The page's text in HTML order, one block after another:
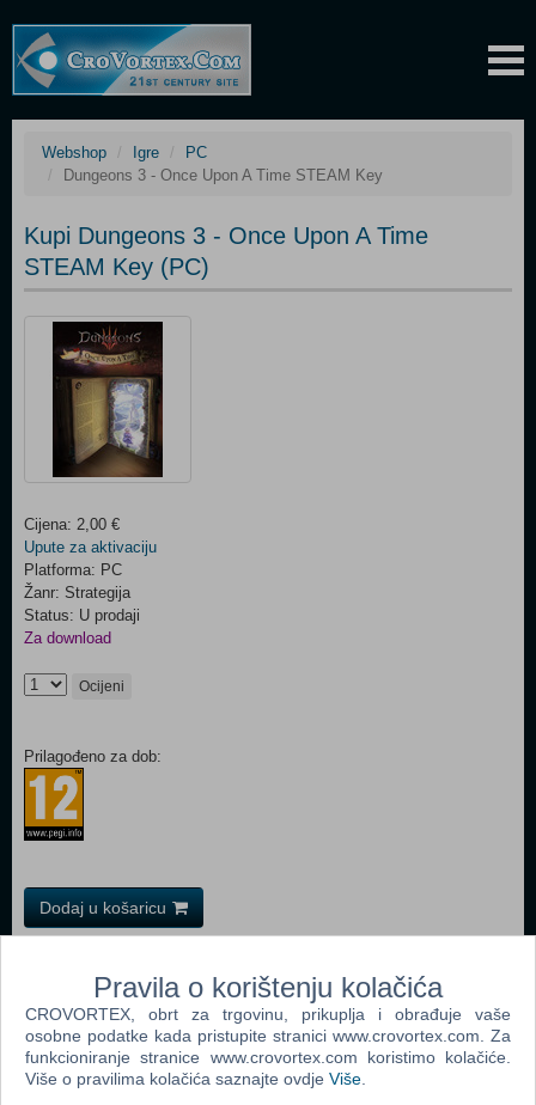
Webshop Igre
PC
Dungeons 3 - Once Upon A Time STEAM Key
Kupi Dungeons 3 - Once Upon A Time
STEAM Key (PC)
Cijena: 2,00 €
Upute za aktivaciju
Platforma: PC
Žanr: Strategija
Status: U prodaji
Za download
Ocijeni
Prilagođeno za dob:
Dodaj u košaricu
The Sims 2 (PC)
The Sims 2 Pets Expansion Pack (PC)
Bratz Rock Angelz (PC)
Pravila o korištenju kolačića
CROVORTEX, obrt za trgovinu, prikuplja i obrađuje vaše
osobne podatke kada pristupite stranici www.crovortex.com. Za
funkcioniranje stranice www.crovortex.com koristimo kolačiće.
Više o pravilima kolačića saznajte ovdje Više